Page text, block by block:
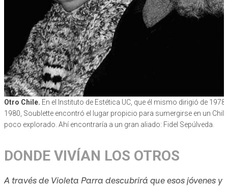
Otro Chile. En el Instituto de Estética UC, que él mismo dirigió de 1978
1980, Soublette encontró el lugar propicio para sumergirse en un Chile
poco explorado. Ahí encontraría a un gran aliado: Fidel Sepúlveda.
DONDE VIVÍAN LOS OTROS
A través de Violeta Parra descubrirá que esos jóvenes y